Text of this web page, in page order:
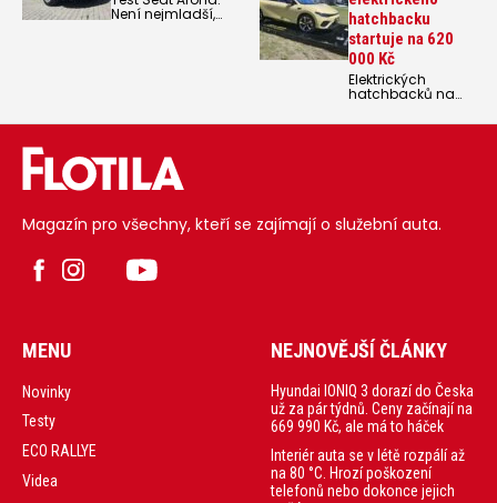
Není nejmladší,
omlazující kůru a
pozornost.
hatchbacku
startuje na 620
000 Kč
Elektrických
hatchbacků na
jeden takový teď
až 482 kilometrů, a
Magazín pro všechny, kteří se zajímají o služební auta.
MENU
Novinky
Testy
ECO RALLYE
Videa
NEJNOVĚJŠÍ ČLÁNKY
Hyundai IONIQ 3 dorazí do Česka
už za pár týdnů. Ceny začínají na
669 990 Kč, ale má to háček
Interiér auta se v létě rozpálí až
na 80 °C. Hrozí poškození
telefonů nebo dokonce jejich